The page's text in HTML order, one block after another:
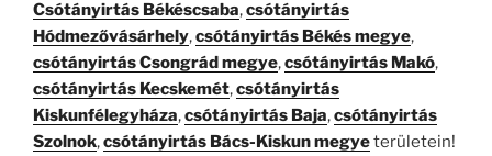
Csótányirtás Békéscsaba,csótányirtás
Hódmezővásárhely,csótányirtás Békés megye,
csótányirtás Csongrád megye,csótányirtás Makó,
csótányirtás Kecskemét,csótányirtás
Kiskunfélegyháza,csótányirtás Baja,csótányirtás
Szolnok,csótányirtás Bács-Kiskun megyeterületein!